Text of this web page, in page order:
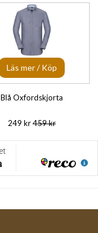
Läs mer / Köp
Blå Oxfordskjorta
249 kr459 kr